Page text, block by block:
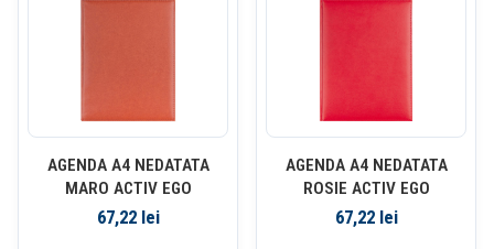
AGENDA A4 NEDATATA
MARO ACTIV EGO
67,22 lei
AGENDA A4 NEDATATA
ROSIE ACTIV EGO
67,22 lei